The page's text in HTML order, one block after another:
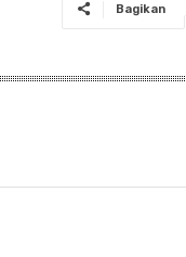
Bagikan